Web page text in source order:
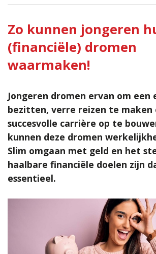
Zo kunnen jongeren
(financiële) dromen
waarmaken!
Jongeren dromen ervan om een
bezitten, verre reizen te maken
succesvolle carrière op te
kunnen deze dromen
Slim omgaan met geld en het
haalbare financiële doelen zijn
essentieel.